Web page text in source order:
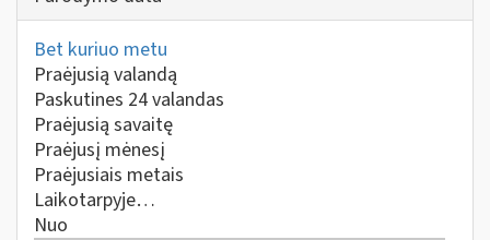
Bet kuriuo metu
Praėjusią valandą
Paskutines 24 valandas
Praėjusią savaitę
Praėjusį mėnesį
Praėjusiais metais
Laikotarpyje…
Nuo